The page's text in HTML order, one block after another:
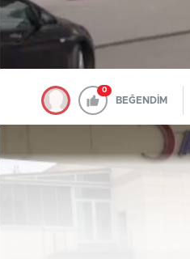
0
BEĞENDİM